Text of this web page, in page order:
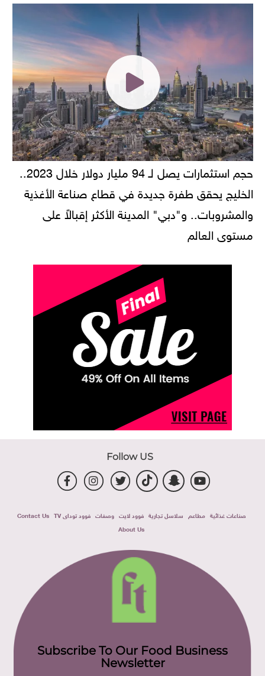
حجم استثمارات يصل لـ 94 مليار دولار خلال 2023..
الخليج يحقق طفرة جديدة في قطاع صناعة الأغذية
والمشروبات.. و"دبي" المدينة الأكثر إقبالاً على
مستوى العالم
Follow US
صناعات غذائية مطاعم سلاسل تجارية فوود لايت وصفات فوود توداى TV
Contact Us
About Us
Subscribe To Our Food Business
Newsletter